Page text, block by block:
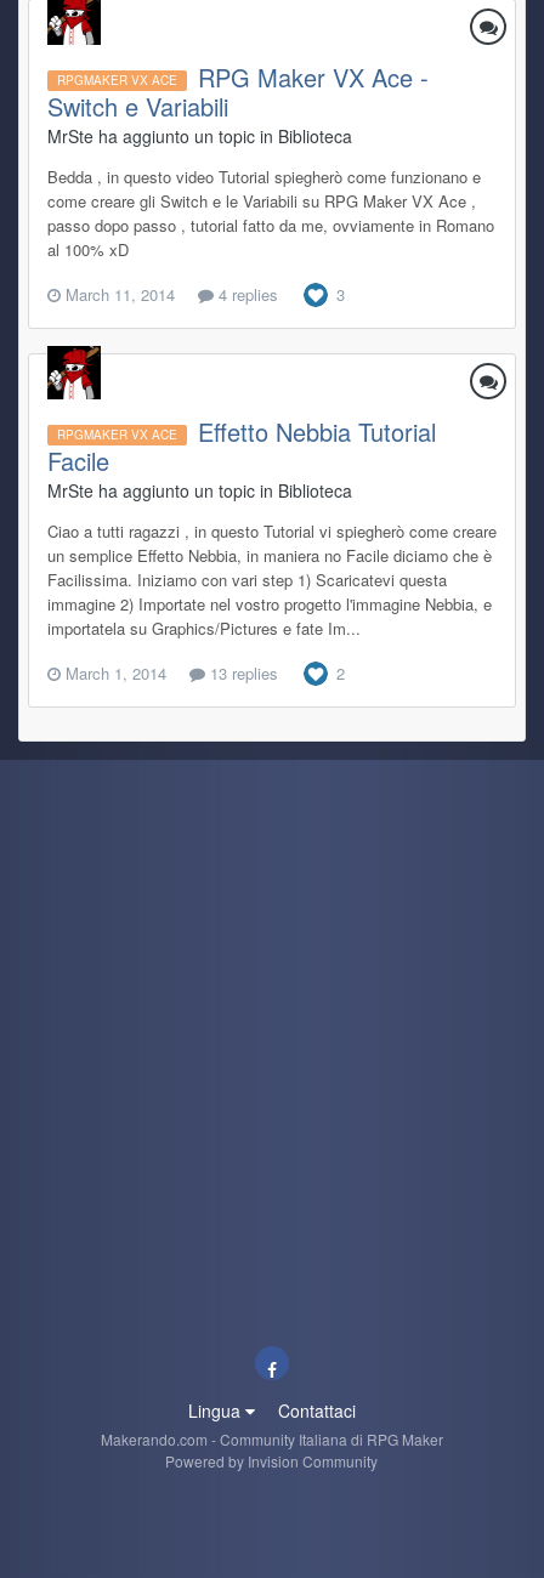
RPGMAKER VX ACE
RPG Maker VX Ace -
Switch e Variabili
MrSte ha aggiunto un topic in Biblioteca
Bedda , in questo video Tutorial spiegherò come funzionano e
come creare gli Switch e le Variabili su RPG Maker VX Ace ,
passo dopo passo , tutorial fatto da me, ovviamente in Romano
al 100% xD
March 11, 2014
4 replies 3
RPGMAKER VX ACE
Effetto Nebbia Tutorial
Facile
MrSte ha aggiunto un topic in Biblioteca
Ciao a tutti ragazzi , in questo Tutorial vi spiegherò come creare
un semplice Effetto Nebbia, in maniera no Facile diciamo che è
Facilissima. Iniziamo con vari step 1) Scaricatevi questa
immagine 2) Importate nel vostro progetto l'immagine Nebbia, e
importatela su Graphics/Pictures e fate Im...
March 1, 2014
13 replies 2
Lingua Contattaci
Makerando.com - Community Italiana di RPG Maker
Powered by Invision Community